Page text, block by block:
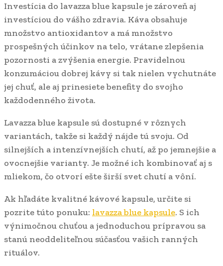
Investícia do lavazza blue kapsule je zároveň aj
investíciou do vášho zdravia. Káva obsahuje
množstvo antioxidantov a má množstvo
prospešných účinkov na telo, vrátane zlepšenia
pozornosti a zvýšenia energie. Pravidelnou
konzumáciou dobrej kávy si tak nielen vychutnáte
jej chuť, ale aj prinesiete benefity do svojho
každodenného života.
Lavazza blue kapsule sú dostupné v rôznych
variantách, takže si každý nájde tú svoju. Od
silnejších a intenzívnejších chutí, až po jemnejšie a
ovocnejšie varianty. Je možné ich kombinovať aj s
mliekom, čo otvorí ešte širší svet chutí a vôní.
Ak hľadáte kvalitné kávové kapsule, určite si
pozrite túto ponuku: lavazza blue kapsule. S ich
výnimočnou chuťou a jednoduchou prípravou sa
stanú neoddeliteľnou súčasťou vašich ranných
rituálov.